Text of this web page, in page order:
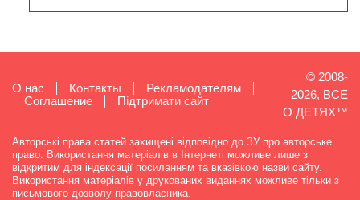
О нас Контакты
Рекламодателям
Cоглашение
Підтримати сайт
© 2008-
2026, ВСЕ
О ДЕТЯХ™
Авторські права статей захищені відповідно до ЗУ про авторське
право. Використання матеріалів в Інтернеті можливе лише з
відкритим для індексації посиланням та вказівкою назви сайту.
Використання матеріалів у друкованих виданнях можливе тільки з
письмового дозволу правовласника.